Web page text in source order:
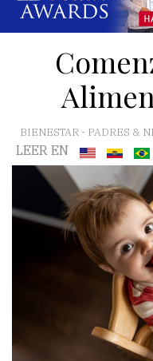
BIENESTAR - PADRES &
LEER EN